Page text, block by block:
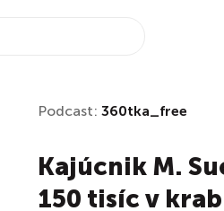
Podcast: 360tka_free
Kajúcnik M.
150 tisíc v